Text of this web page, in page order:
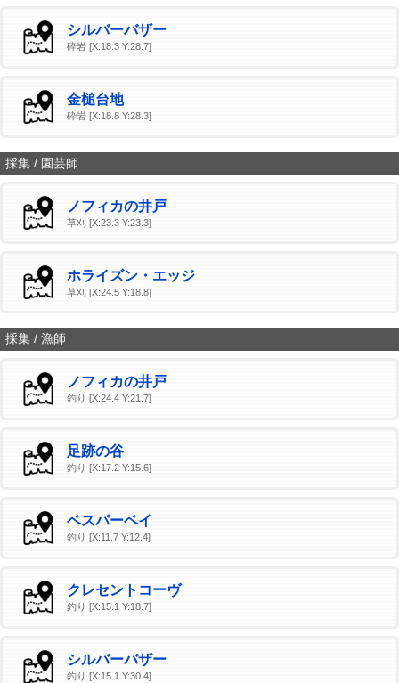
シルバーバザー
砕岩 [X:18.3 Y:28.7]
金槌台地
砕岩 [X:18.8 Y:28.3]
採集 / 園芸師
ノフィカの井戸
草刈 [X:23.3 Y:23.3]
ホライズン・エッジ
草刈 [X:24.5 Y:18.8]
採集 / 漁師
ノフィカの井戸
釣り [X:24.4 Y:21.7]
足跡の谷
釣り [X:17.2 Y:15.6]
ベスパーベイ
釣り [X:11.7 Y:12.4]
クレセントコーヴ
釣り [X:15.1 Y:18.7]
シルバーバザー
釣り [X:15.1 Y:30.4]